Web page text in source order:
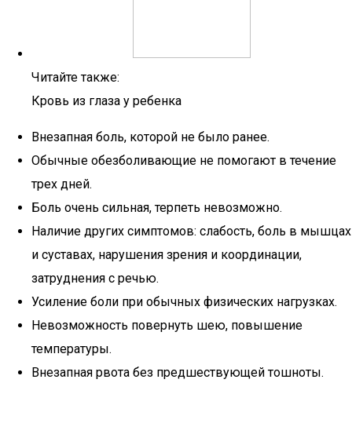
Читайте также:
Кровь из глаза у ребенка
Внезапная боль, которой не было ранее.
Обычные обезболивающие не помогают в течение
трех дней.
Боль очень сильная, терпеть невозможно.
Наличие других симптомов: слабость, боль в мышцах
и суставах, нарушения зрения и координации,
затруднения с речью.
Усиление боли при обычных физических нагрузках.
Невозможность повернуть шею, повышение
температуры.
Внезапная рвота без предшествующей тошноты.